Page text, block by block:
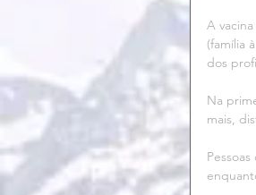
A
(família
dos
Na
mais,